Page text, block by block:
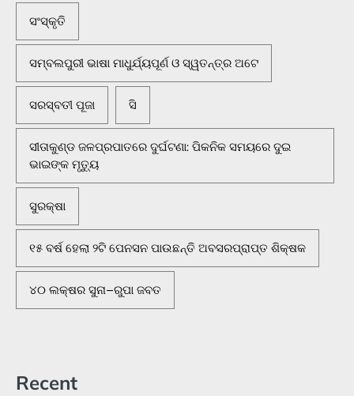
ସଂସ୍କୃତି
ସମ୍ବଲପୁରୀ ଭାଷା ମାଧୁର୍ଯ୍ୟପୂର୍ଣ ଓ ସ୍ୱତନ୍ତ୍ର ଅଟେ
ସରସ୍ବତୀ ପୂଜା ସି
ସୀତାକୁଣ୍ଡ ଜଳପ୍ରପାତରେ ଦୁର୍ଘଟଣା: ପିକନିକ ସମୟରେ ଦୁଇ
ଭାଇଙ୍କ ମୃତ୍ୟୁ
ସୁରକ୍ଷା
୧୫ ବର୍ଷ ହେଲା ୨ଟି ପେନସନ ପାଉଛନ୍ତି ଅବସରପ୍ରାପ୍ତ ଶିକ୍ଷକ
୪୦ ଲକ୍ଷର ସୁନା–ରୁପା ଜବତ
Recent